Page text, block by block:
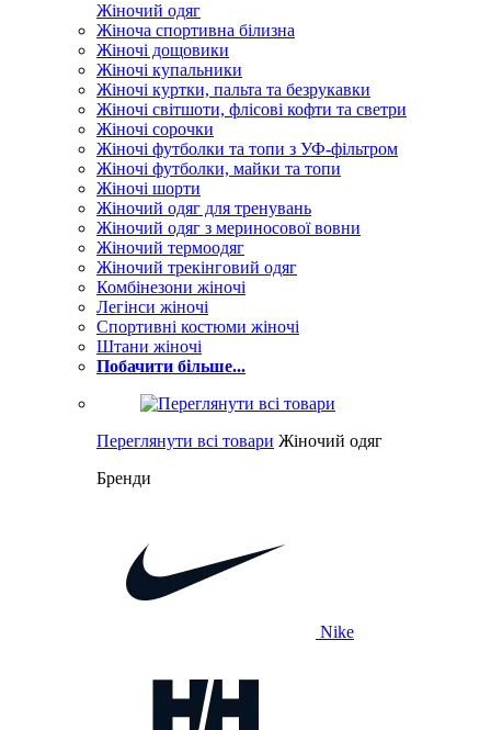
Жіночий одяг
Жіноча спортивна білизна
Жіночі дощовики
Жіночі купальники
Жіночі куртки, пальта та безрукавки
Жіночі світшоти, флісові кофти та светри
Жіночі сорочки
Жіночі футболки та топи з УФ-фільтром
Жіночі футболки, майки та топи
Жіночі шорти
Жіночий одяг для тренувань
Жіночий одяг з мериносової вовни
Жіночий термоодяг
Жіночий трекінговий одяг
Комбінезони жіночі
Легінси жіночі
Спортивні костюми жіночі
Штани жіночі
Побачити більше...
Переглянути всі товари Жіночий одяг
Бренди
Nike